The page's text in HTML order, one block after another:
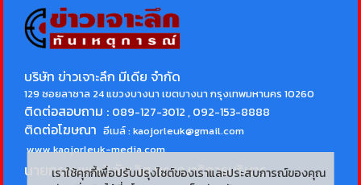
บริษัท ข่าวเจาะลึก มีเดีย จำกัด
129 ซอยลาซาล 24 แขวงบางนา เขตบางนา กรุงเทพมหานคร 10260
ติดต่อสอบถาม : 089-127-3012 , 092-153-8888
ติดต่อโฆษณา อีเมล์ :kaojorleuk@gmail.com
www.kaojorleuk-media.com
นายกรธนพล วิลัยเลิศบรรณาธิการบริหาร
เราใช้คุกกี้เพื่อปรับปรุงไซต์ของเราและประสบการณ์ของคุณ